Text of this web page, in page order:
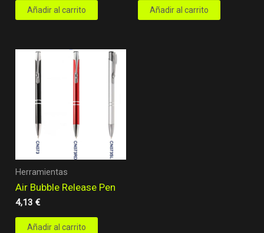
Añadir al carrito Añadir al carrito
Herramientas
Air Bubble Release Pen
4,13€
Añadir al carrito